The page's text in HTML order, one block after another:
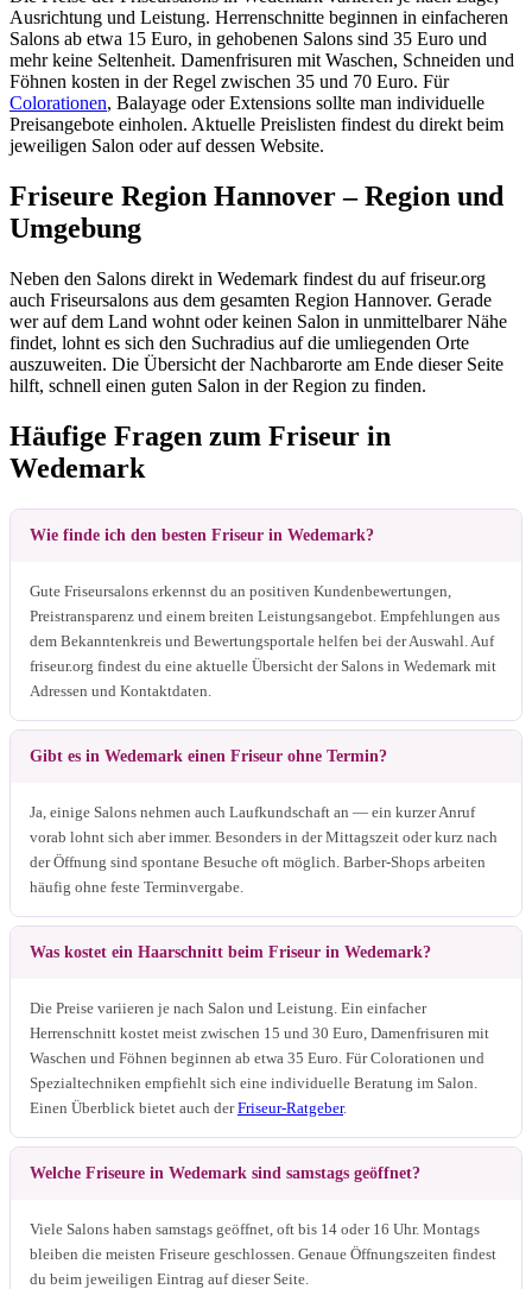
Ausrichtung und Leistung. Herrenschnitte beginnen in einfacheren
Salons ab etwa 15 Euro, in gehobenen Salons sind 35 Euro und
mehr keine Seltenheit. Damenfrisuren mit Waschen, Schneiden und
Föhnen kosten in der Regel zwischen 35 und 70 Euro. Für
Colorationen, Balayage oder Extensions sollte man individuelle
Preisangebote einholen. Aktuelle Preislisten findest du direkt beim
jeweiligen Salon oder auf dessen Website.
Friseure Region Hannover – Region und
Umgebung
Neben den Salons direkt in Wedemark findest du auf friseur.org
auch Friseursalons aus dem gesamten Region Hannover. Gerade
wer auf dem Land wohnt oder keinen Salon in unmittelbarer Nähe
findet, lohnt es sich den Suchradius auf die umliegenden Orte
auszuweiten. Die Übersicht der Nachbarorte am Ende dieser Seite
hilft, schnell einen guten Salon in der Region zu finden.
Häufige Fragen zum Friseur in
Wedemark
Wie finde ich den besten Friseur in Wedemark?
Gute Friseursalons erkennst du an positiven Kundenbewertungen,
Preistransparenz und einem breiten Leistungsangebot. Empfehlungen aus
dem Bekanntenkreis und Bewertungsportale helfen bei der Auswahl. Auf
friseur.org findest du eine aktuelle Übersicht der Salons in Wedemark mit
Adressen und Kontaktdaten.
Gibt es in Wedemark einen Friseur ohne Termin?
Ja, einige Salons nehmen auch Laufkundschaft an — ein kurzer Anruf
vorab lohnt sich aber immer. Besonders in der Mittagszeit oder kurz nach
der Öffnung sind spontane Besuche oft möglich. Barber-Shops arbeiten
häufig ohne feste Terminvergabe.
Was kostet ein Haarschnitt beim Friseur in Wedemark?
Die Preise variieren je nach Salon und Leistung. Ein einfacher
Herrenschnitt kostet meist zwischen 15 und 30 Euro, Damenfrisuren mit
Waschen und Föhnen beginnen ab etwa 35 Euro. Für Colorationen und
Spezialtechniken empfiehlt sich eine individuelle Beratung im Salon.
Einen Überblick bietet auch derFriseur-Ratgeber.
Welche Friseure in Wedemark sind samstags geöffnet?
Viele Salons haben samstags geöffnet, oft bis 14 oder 16 Uhr. Montags
bleiben die meisten Friseure geschlossen. Genaue Öffnungszeiten findest
du beim jeweiligen Eintrag auf dieser Seite.